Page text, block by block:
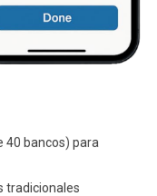
40 bancos) para
tradicionales